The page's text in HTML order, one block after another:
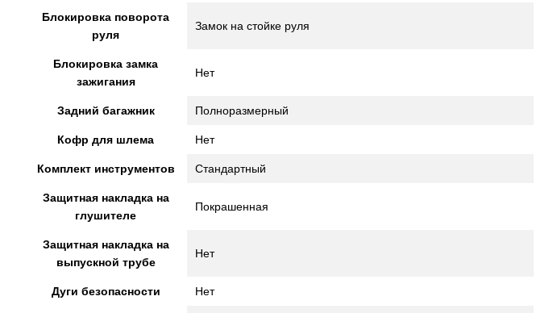
Блокировка поворота
руля
Замок на стойке руля
Блокировка замка
зажигания
Нет
Задний багажник Полноразмерный
Кофр для шлема Нет
Комплект инструментов Стандартный
Защитная накладка на
глушителе
Покрашенная
Защитная накладка на
выпускной трубе
Нет
Дуги безопасности Нет